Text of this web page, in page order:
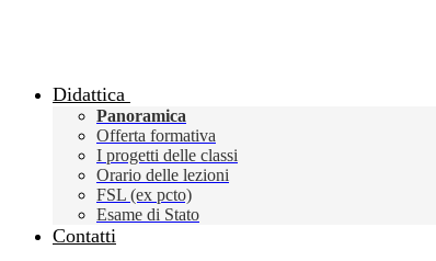
Didattica
Panoramica
Offerta formativa
I progetti delle classi
Orario delle lezioni
FSL (ex pcto)
Esame di Stato
Contatti